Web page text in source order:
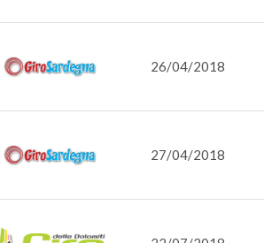
26/04/2018
27/04/2018